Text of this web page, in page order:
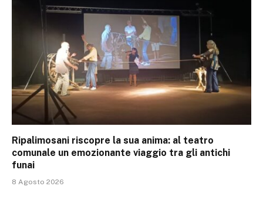
Ripalimosani riscopre la sua anima: al teatro
comunale un emozionante viaggio tra gli antichi
funai
8 Agosto 2026